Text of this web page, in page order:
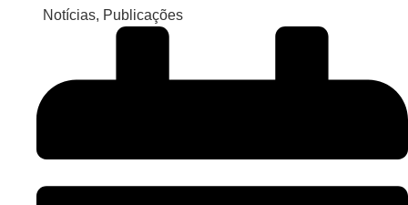
Notícias, Publicações